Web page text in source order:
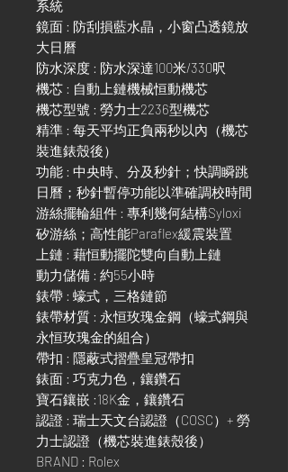
系統
鏡面 : 防刮損藍水晶，小窗凸透鏡放
大日曆
防水深度 : 防水深達100米/330呎
機芯 : 自動上鏈機械恒動機芯
機芯型號 : 勞力士2236型機芯
精準 : 每天平均正負兩秒以內（機芯
裝進錶殼後）
功能 : 中央時、分及秒針；快調瞬跳
日曆；秒針暫停功能以準確調校時間
游絲擺輪組件 : 專利幾何結構Syloxi
矽游絲；高性能Paraflex緩震裝置
上鏈 : 藉恒動擺陀雙向自動上鏈
動力儲備 : 約55小時
錶帶 : 蠔式，三格鏈節
錶帶材質 : 永恒玫瑰金鋼（蠔式鋼與
永恒玫瑰金的組合）
帶扣 : 隱蔽式摺疊皇冠帶扣
錶面 : 巧克力色，鑲鑽石
寶石鑲嵌 :18K金，鑲鑽石
認證 : 瑞士天文台認證（COSC）+ 勞
力士認證（機芯裝進錶殼後）
BRAND : Rolex